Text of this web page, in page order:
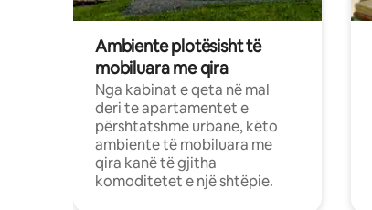
Ambiente plotësisht të
mobiluara me qira
Nga kabinat e qeta në mal
deri te apartamentet e
përshtatshme urbane, këto
ambiente të mobiluara me
qira kanë të gjitha
komoditetet e një shtëpie.